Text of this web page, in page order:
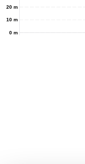
0 m
10 m
20 m